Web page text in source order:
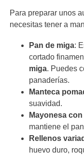
Para preparar unos
necesitas tener a
Pan de miga:
cortado
miga. Puedes
panaderías.
Manteca
suavidad.
Mayonesa
mantiene el
Rellenos
huevo duro,